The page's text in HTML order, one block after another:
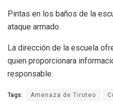
Pintas en los baños de la
ataque armado.
La dirección de la escuela
quien proporcionara
responsable.
Tags: Amenaza de Tiroteo